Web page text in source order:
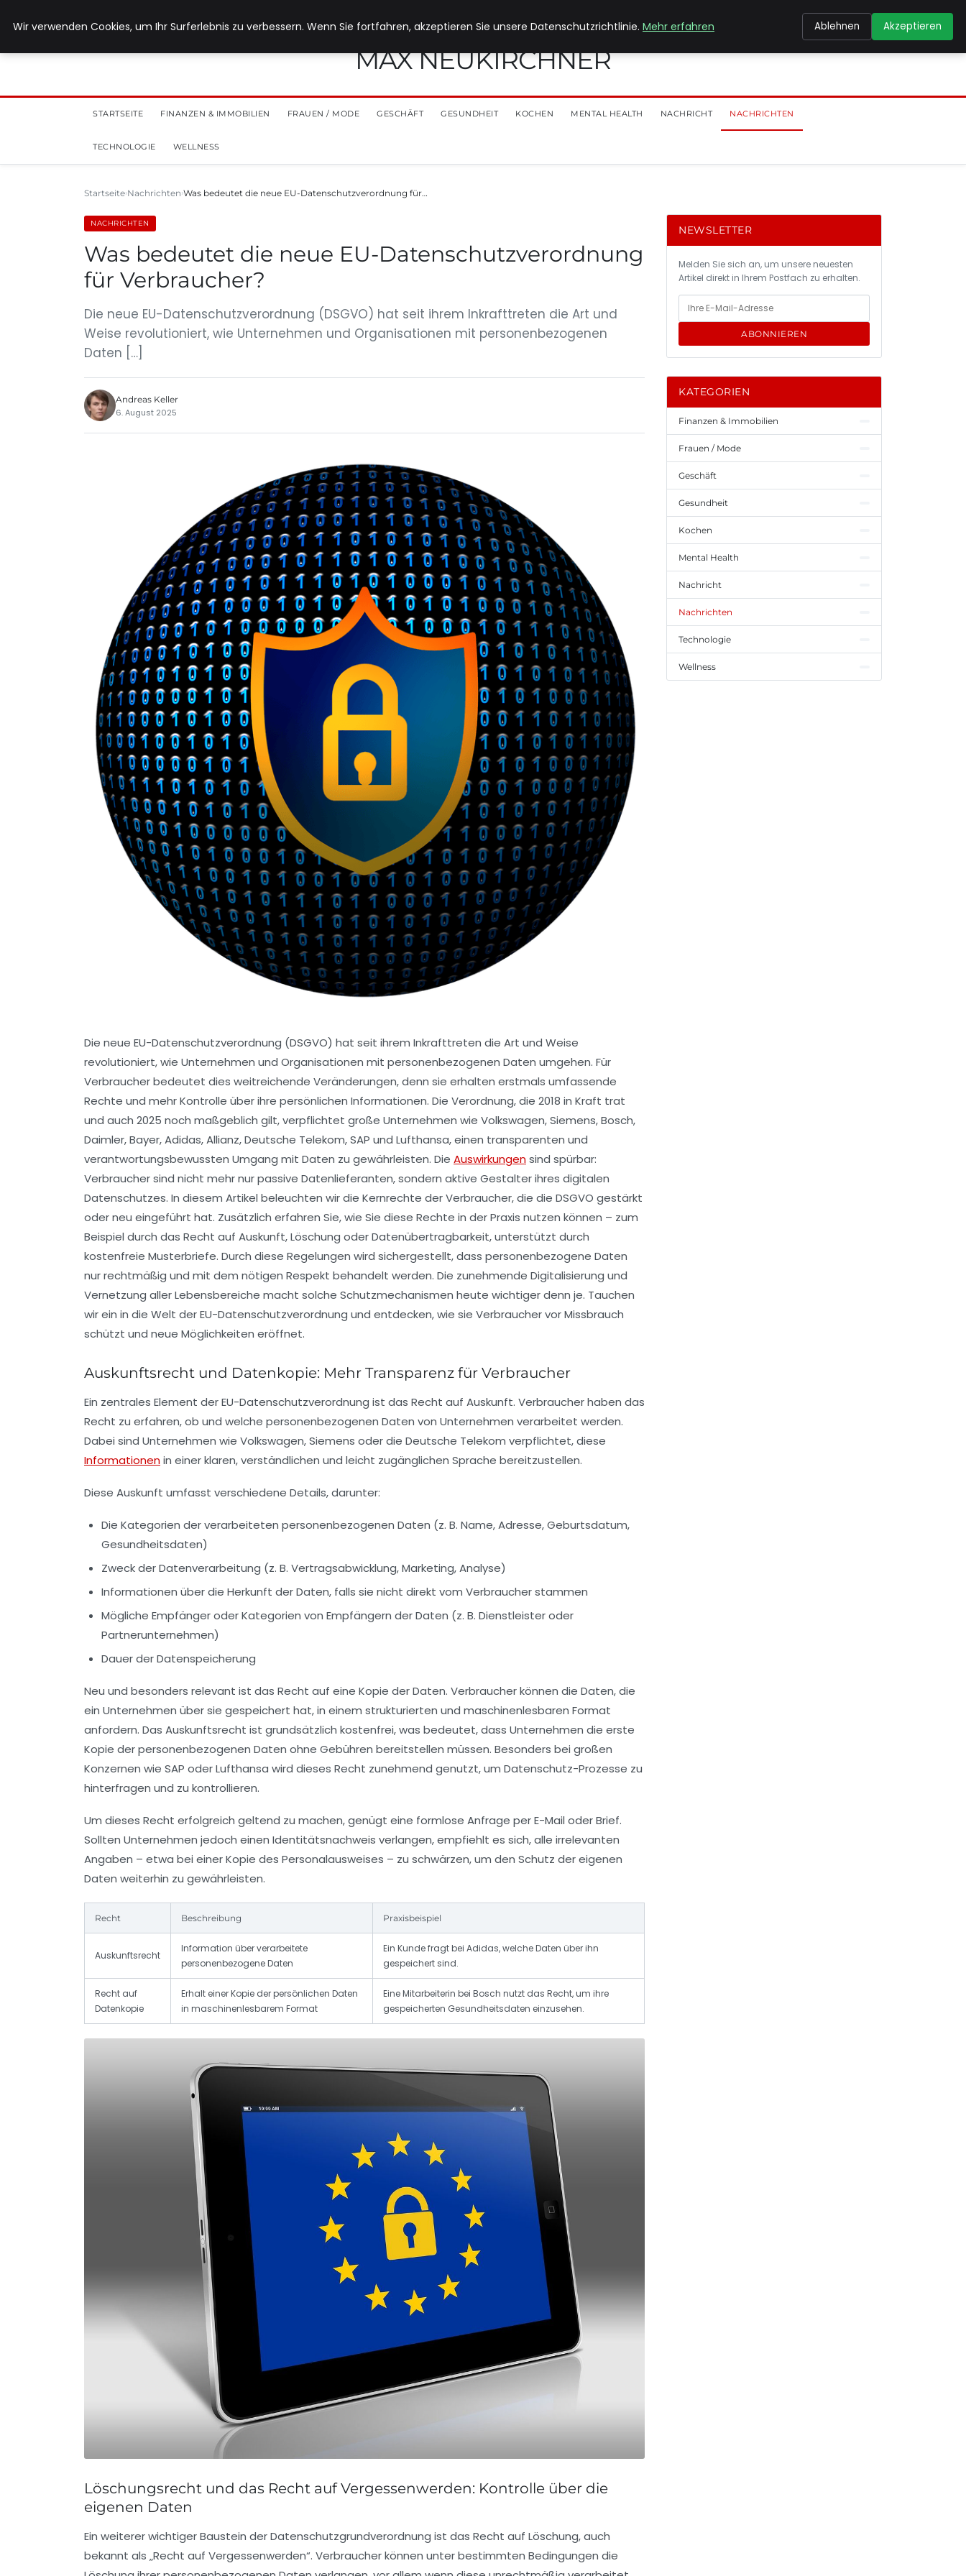
MAX NEUKIRCHNER
STARTSEITE FINANZEN & IMMOBILIEN FRAUEN / MODE GESCHÄFT GESUNDHEIT KOCHEN MENTAL HEALTH NACHRICHT NACHRICHTEN
TECHNOLOGIE WELLNESS
Startseite Nachrichten Was bedeutet die neue EU-Datenschutzverordnung für…
NACHRICHTEN
Was bedeutet die neue EU-Datenschutzverordnung
für Verbraucher?
Die neue EU-Datenschutzverordnung (DSGVO) hat seit ihrem Inkrafttreten die Art und
Weise revolutioniert, wie Unternehmen und Organisationen mit personenbezogenen
Daten […]
Andreas Keller
6. August 2025
Die neue EU-Datenschutzverordnung (DSGVO) hat seit ihrem Inkrafttreten die Art und Weise
revolutioniert, wie Unternehmen und Organisationen mit personenbezogenen Daten umgehen. Für
Verbraucher bedeutet dies weitreichende Veränderungen, denn sie erhalten erstmals umfassende
Rechte und mehr Kontrolle über ihre persönlichen Informationen. Die Verordnung, die 2018 in Kraft trat
und auch 2025 noch maßgeblich gilt, verpflichtet große Unternehmen wie Volkswagen, Siemens, Bosch,
Daimler, Bayer, Adidas, Allianz, Deutsche Telekom, SAP und Lufthansa, einen transparenten und
verantwortungsbewussten Umgang mit Daten zu gewährleisten. Die Auswirkungensind spürbar:
Verbraucher sind nicht mehr nur passive Datenlieferanten, sondern aktive Gestalter ihres digitalen
Datenschutzes. In diesem Artikel beleuchten wir die Kernrechte der Verbraucher, die die DSGVO gestärkt
oder neu eingeführt hat. Zusätzlich erfahren Sie, wie Sie diese Rechte in der Praxis nutzen können – zum
Beispiel durch das Recht auf Auskunft, Löschung oder Datenübertragbarkeit, unterstützt durch
kostenfreie Musterbriefe. Durch diese Regelungen wird sichergestellt, dass personenbezogene Daten
nur rechtmäßig und mit dem nötigen Respekt behandelt werden. Die zunehmende Digitalisierung und
Vernetzung aller Lebensbereiche macht solche Schutzmechanismen heute wichtiger denn je. Tauchen
wir ein in die Welt der EU-Datenschutzverordnung und entdecken, wie sie Verbraucher vor Missbrauch
schützt und neue Möglichkeiten eröffnet.
Auskunftsrecht und Datenkopie: Mehr Transparenz für Verbraucher
Ein zentrales Element der EU-Datenschutzverordnung ist das Recht auf Auskunft. Verbraucher haben das
Recht zu erfahren, ob und welche personenbezogenen Daten von Unternehmen verarbeitet werden.
Dabei sind Unternehmen wie Volkswagen, Siemens oder die Deutsche Telekom verpflichtet, diese
Informationenin einer klaren, verständlichen und leicht zugänglichen Sprache bereitzustellen.
Diese Auskunft umfasst verschiedene Details, darunter:
Die Kategorien der verarbeiteten personenbezogenen Daten (z. B. Name, Adresse, Geburtsdatum,
Gesundheitsdaten)
Zweck der Datenverarbeitung (z. B. Vertragsabwicklung, Marketing, Analyse)
Informationen über die Herkunft der Daten, falls sie nicht direkt vom Verbraucher stammen
Mögliche Empfänger oder Kategorien von Empfängern der Daten (z. B. Dienstleister oder
Partnerunternehmen)
Dauer der Datenspeicherung
Neu und besonders relevant ist das Recht auf eine Kopie der Daten. Verbraucher können die Daten, die
ein Unternehmen über sie gespeichert hat, in einem strukturierten und maschinenlesbaren Format
anfordern. Das Auskunftsrecht ist grundsätzlich kostenfrei, was bedeutet, dass Unternehmen die erste
Kopie der personenbezogenen Daten ohne Gebühren bereitstellen müssen. Besonders bei großen
Konzernen wie SAP oder Lufthansa wird dieses Recht zunehmend genutzt, um Datenschutz-Prozesse zu
hinterfragen und zu kontrollieren.
Um dieses Recht erfolgreich geltend zu machen, genügt eine formlose Anfrage per E-Mail oder Brief.
Sollten Unternehmen jedoch einen Identitätsnachweis verlangen, empfiehlt es sich, alle irrelevanten
Angaben – etwa bei einer Kopie des Personalausweises – zu schwärzen, um den Schutz der eigenen
Daten weiterhin zu gewährleisten.
Recht Beschreibung Praxisbeispiel
Auskunftsrecht
Information über verarbeitete
personenbezogene Daten
Ein Kunde fragt bei Adidas, welche Daten über ihn
gespeichert sind.
Recht auf
Datenkopie
Erhalt einer Kopie der persönlichen Daten
in maschinenlesbarem Format
Eine Mitarbeiterin bei Bosch nutzt das Recht, um ihre
gespeicherten Gesundheitsdaten einzusehen.
Löschungsrecht und das Recht auf Vergessenwerden: Kontrolle über die
eigenen Daten
Ein weiterer wichtiger Baustein der Datenschutzgrundverordnung ist das Recht auf Löschung, auch
bekannt als „Recht auf Vergessenwerden“. Verbraucher können unter bestimmten Bedingungen die
NEWSLETTER
Melden Sie sich an, um unsere neuesten
Artikel direkt in Ihrem Postfach zu erhalten.
ABONNIEREN
KATEGORIEN
Finanzen & Immobilien
Frauen / Mode
Geschäft
Gesundheit
Kochen
Mental Health
Nachricht
Nachrichten
Technologie
Wellness
Wir verwenden Cookies, um Ihr Surferlebnis zu verbessern. Wenn Sie fortfahren, akzeptieren Sie unsere Datenschutzrichtlinie. Mehr erfahren Ablehnen Akzeptieren